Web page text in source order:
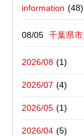
information
折込広告配布プ
最近の投稿
千葉県
千葉県松
愛媛県松
栃木県宇
東京都
バックナンバ
2026/08
2026/07
2026/05
2026/04
デザイン
一括でお